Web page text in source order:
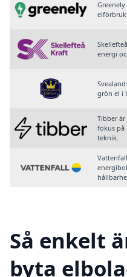
energi
grön el i
Tibber
fokus på
teknik.
Så enkelt
byta